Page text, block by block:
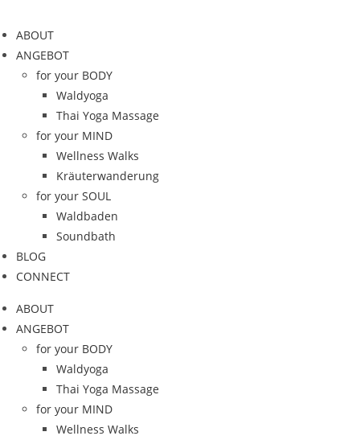
ABOUT
ANGEBOT
for your BODY
Waldyoga
Thai Yoga Massage
for your MIND
Wellness Walks
Kräuterwanderung
for your SOUL
Waldbaden
Soundbath
BLOG
CONNECT
ABOUT
ANGEBOT
for your BODY
Waldyoga
Thai Yoga Massage
for your MIND
Wellness Walks